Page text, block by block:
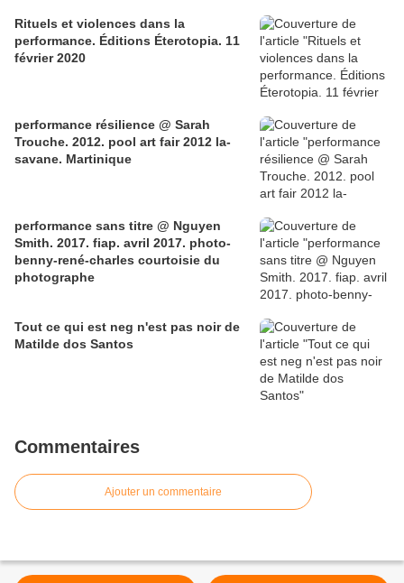
Rituels et violences dans la
performance. Éditions Éterotopia. 11
février 2020
performance résilience @ Sarah
Trouche. 2012. pool art fair 2012 la-
savane. Martinique
performance sans titre @ Nguyen
Smith. 2017. fiap. avril 2017. photo-
benny-rené-charles courtoisie du
photographe
Tout ce qui est neg n'est pas noir de
Matilde dos Santos
Commentaires
Ajouter un commentaire